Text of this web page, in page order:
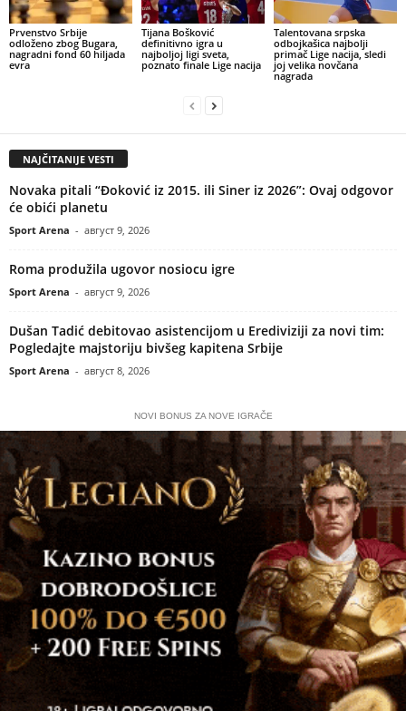
Prvenstvo Srbije
odloženo zbog Bugara,
nagradni fond 60 hiljada
evra
Tijana Bošković
definitivno igra u
najboljoj ligi sveta,
poznato finale Lige nacija
Talentovana srpska
odbojkašica najbolji
primač Lige nacija, sledi
joj velika novčana
nagrada
NAJČITANIJE VESTI
Novaka pitali “Đoković iz 2015. ili Siner iz 2026”: Ovaj odgovor
će obići planetu
Sport Arena - август 9, 2026
Roma produžila ugovor nosiocu igre
Sport Arena - август 9, 2026
Dušan Tadić debitovao asistencijom u Erediviziji za novi tim:
Pogledajte majstoriju bivšeg kapitena Srbije
Sport Arena - август 8, 2026
NOVI BONUS ZA NOVE IGRAČE